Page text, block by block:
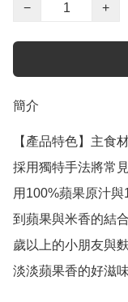
−
+
簡介
【產品特色】主食
採用獨特手法將常
用100%蘋果原汁
到蘋果與米香的結
歲以上的小朋友與
淡淡蘋果香的好滋味